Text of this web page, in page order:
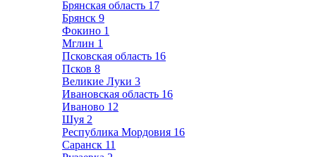
Брянская область 17
Брянск 9
Фокино 1
Мглин 1
Псковская область 16
Псков 8
Великие Луки 3
Ивановская область 16
Иваново 12
Шуя 2
Республика Мордовия 16
Саранск 11